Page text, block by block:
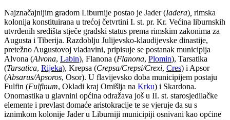
Najznačajnijim gradom Liburnije postao je Jader (Iadera) rimska
kolonija konstituirana u trećoj četvrtini I. st. pr. Kr. Većina liburnskih
utvrđenih središta stječe gradski status prema rimskim zakonima za
Augusta i Tiberija. Razdoblju Julijevsko-klaudijevske dinastije,
pretežno Augustovoj vladavini, pripisuje se postanak municipija
Alvona (Alvona, Labin), Flanona (Flanona, Plomin), Tarsatika
(Tarsatica, Rijeka), Krepsa (Crepsa/Crepsi/Crexi, Cres) i Apsor
(Absarus/Apsoros, Osor). U flavijevsko doba municipijem postaju
Fulfin (Fulfinum, Okladi kraj Omišlja na Krku) i Skardona.
Onomastika u glavnini općina odražava još u II. st. starosjedilačke
elemente i prevlast domaće aristokracije te se vjeruje da su s
iznimkom kolonije Jader u Liburniji municipiji osnivani kao općine